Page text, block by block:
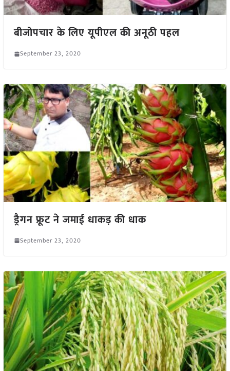
बीजोपचार के लिए यूपीएल की अनूठी पहल
September 23, 2020
ड्रैगन फ्रूट ने जमाई धाकड़ की धाक
September 23, 2020